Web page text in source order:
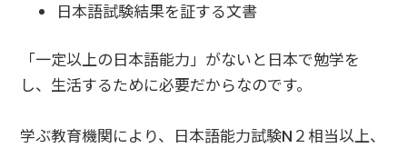
日本語試験結果を証する文書
「一定以上の日本語能力」がないと日本で勉学を
し、生活するために必要だからなのです。
学ぶ教育機関により、日本語能力試験N２相当以上、